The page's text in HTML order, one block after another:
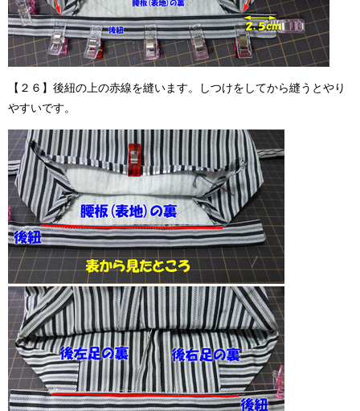
【２６】後紐の上の赤線を縫います。しつけをしてから縫うとやり
やすいです。